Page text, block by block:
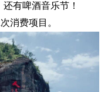
还有啤酒音乐节！
消费项目。